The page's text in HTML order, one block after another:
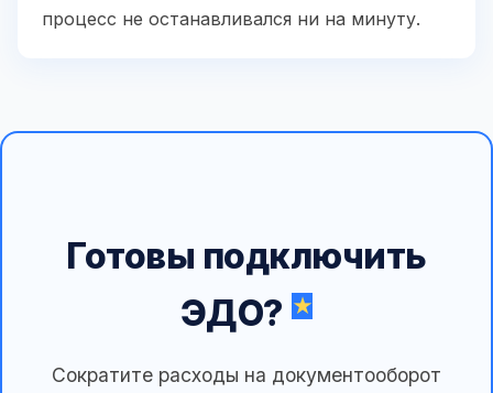
процесс не останавливался ни на минуту.
Готовы подключить
ЭДО?
Сократите расходы на документооборот